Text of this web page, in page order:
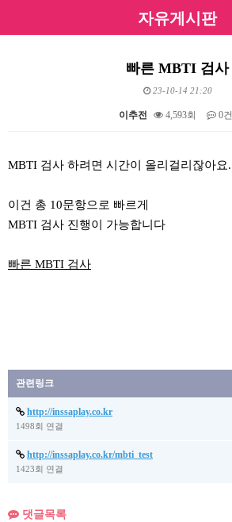
자유게시판
빠른 MBTI 검사
23-10-14 21:20
이추전 4,593회 0건
MBTI 검사 하려면 시간이 올리걸리잖아요.
이건 총 10문항으로 빠르게
MBTI 검사 진행이 가능합니다
빠른 MBTI 검사
관련링크
http://inssaplay.co.kr
1498회 연결
http://inssaplay.co.kr/mbti_test
1423회 연결
댓글목록